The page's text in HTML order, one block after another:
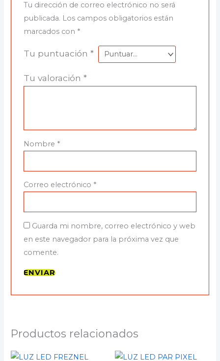
Tu dirección de correo electrónico no será
publicada. Los campos obligatorios están
marcados con *
Tu puntuación *
Tu valoración *
Nombre *
Correo electrónico *
Guarda mi nombre, correo electrónico y web
en este navegador para la próxima vez que
comente.
Productos relacionados